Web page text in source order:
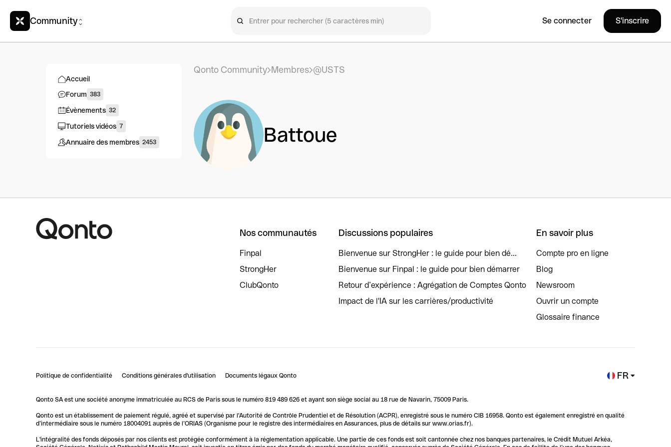
Community Se connecter S'inscrire
Accueil
Forum 383
Évènements 32
Tutoriels vidéos 7
Annuaire des membres 2453
Qonto Community Membres @USTS
Battoue
Nos communautés
Finpal
StrongHer
ClubQonto
Discussions populaires
Bienvenue sur StrongHer : le guide pour bien dé...
Bienvenue sur Finpal : le guide pour bien démarrer
Retour d’expérience : Agrégation de Comptes Qonto
Impact de l'IA sur les carrières/productivité
En savoir plus
Compte pro en ligne
Blog
Newsroom
Ouvrir un compte
Glossaire finance
Politique de confidentialité Conditions générales d'utilisation Documents légaux Qonto FR
Qonto SA est une société anonyme immatriculée au RCS de Paris sous le numéro 819 489 626 et ayant son siège social au 18 rue de Navarin, 75009 Paris.
Qonto est un établissement de paiement régulé, agréé et supervisé par l'Autorité de Contrôle Prudentiel et de Résolution (ACPR), enregistré sous le numéro CIB 16958. Qonto est également enregistré en qualité
d’intermédiaire sous le numéro 18004091 auprès de l’ORIAS (Organisme pour le registre des intermédiaires en Assurances, plus de détails sur www.orias.fr).
L'intégralité des fonds déposés par nos clients est protégée conformément à la réglementation applicable. Une partie de ces fonds est soit cantonnée chez nos banques partenaires, le Crédit Mutuel Arkéa,